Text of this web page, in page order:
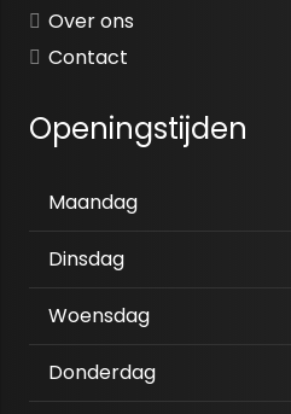
Over ons
Contact
Openingstijden
Maandag
Dinsdag
Woensdag
Donderdag